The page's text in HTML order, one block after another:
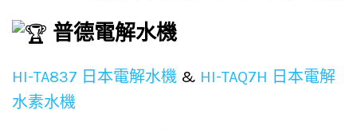
普德電解水機
HI-TA837 日本電解水機 & HI-TAQ7H 日本電解
水素水機